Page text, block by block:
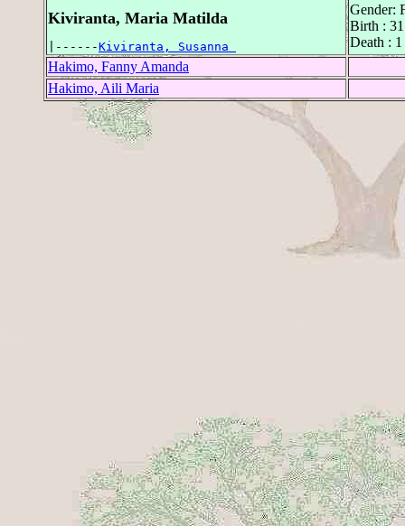
Kiviranta, Maria Matilda
|------Kiviranta, Susanna
Gender:
Birth :
Death :
Hakimo, Fanny Amanda
Hakimo, Aili Maria